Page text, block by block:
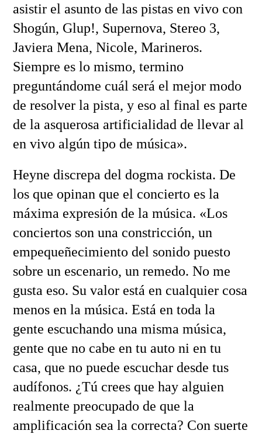
asistir el asunto de las pistas en vivo con
Shogún, Glup!, Supernova, Stereo 3,
Javiera Mena, Nicole, Marineros.
Siempre es lo mismo, termino
preguntándome cuál será el mejor modo
de resolver la pista, y eso al final es parte
de la asquerosa artificialidad de llevar al
en vivo algún tipo de música».
Heyne discrepa del dogma rockista. De
los que opinan que el concierto es la
máxima expresión de la música. «Los
conciertos son una constricción, un
empequeñecimiento del sonido puesto
sobre un escenario, un remedo. No me
gusta eso. Su valor está en cualquier cosa
menos en la música. Está en toda la
gente escuchando una misma música,
gente que no cabe en tu auto ni en tu
casa, que no puede escuchar desde tus
audífonos. ¿Tú crees que hay alguien
realmente preocupado de que la
amplificación sea la correcta? Con suerte